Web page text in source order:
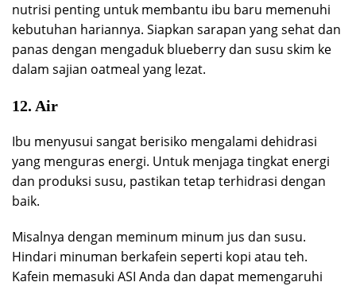
nutrisi penting untuk membantu ibu baru memenuhi
kebutuhan hariannya. Siapkan sarapan yang sehat dan
panas dengan mengaduk blueberry dan susu skim ke
dalam sajian oatmeal yang lezat.
12. Air
Ibu menyusui sangat berisiko mengalami dehidrasi
yang menguras energi. Untuk menjaga tingkat energi
dan produksi susu, pastikan tetap terhidrasi dengan
baik.
Misalnya dengan meminum minum jus dan susu.
Hindari minuman berkafein seperti kopi atau teh.
Kafein memasuki ASI Anda dan dapat memengaruhi